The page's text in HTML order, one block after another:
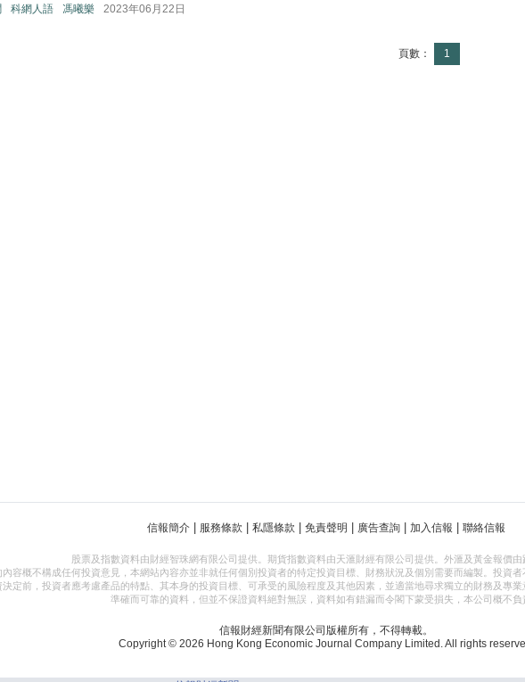
科網人語 馮曦樂 2023年06月22日
頁數： 1
信報簡介 服務條款 私隱條款 免責聲明 廣告查詢 加入信報 聯絡信報
股票及指數資料由財經智珠網有限公司提供。期貨指數資料由天滙財經有限公司提供。外滙及黃金報價由
內容概不構成任何投資意見，本網站內容亦並非就任何個別投資者的特定投資目標、財務狀況及個別需要而編製。投資
決定前，投資者應考慮產品的特點、其本身的投資目標、可承受的風險程度及其他因素，並適當地尋求獨立的財務及專
準確而可靠的資料，但並不保證資料絕對無誤，資料如有錯漏而令閣下蒙受損失，本公司概不負
信報財經新聞有限公司版權所有，不得轉載。
Copyright © 2026 Hong Kong Economic Journal Company Limited. All rights